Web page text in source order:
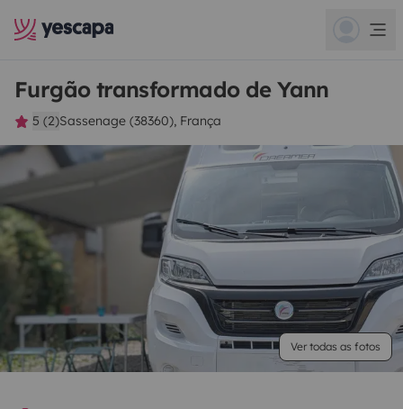
Furgão transformado de Yann
5 (2)Sassenage (38360), França
Ver todas as fotos